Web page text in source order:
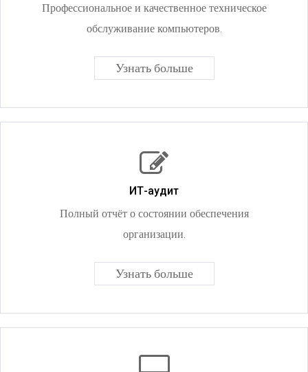
Профессиональное и качественное техническое
обслуживание компьютеров.
Узнать больше
ИТ-аудит
Полный отчёт о состоянии обеспечения
организации.
Узнать больше